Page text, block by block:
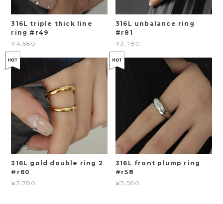
316L triple thick line
ring #r49
¥4,580
316L unbalance ring
#r81
¥3,780
316L gold double ring 2
#r60
¥3,780
316L front plump ring
#r58
¥3,580